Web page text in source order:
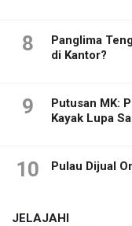
8
Panglima
di Kantor?
9
Putusan MK:
Kayak Lupa
10 Pulau Dijual
JELAJAHI